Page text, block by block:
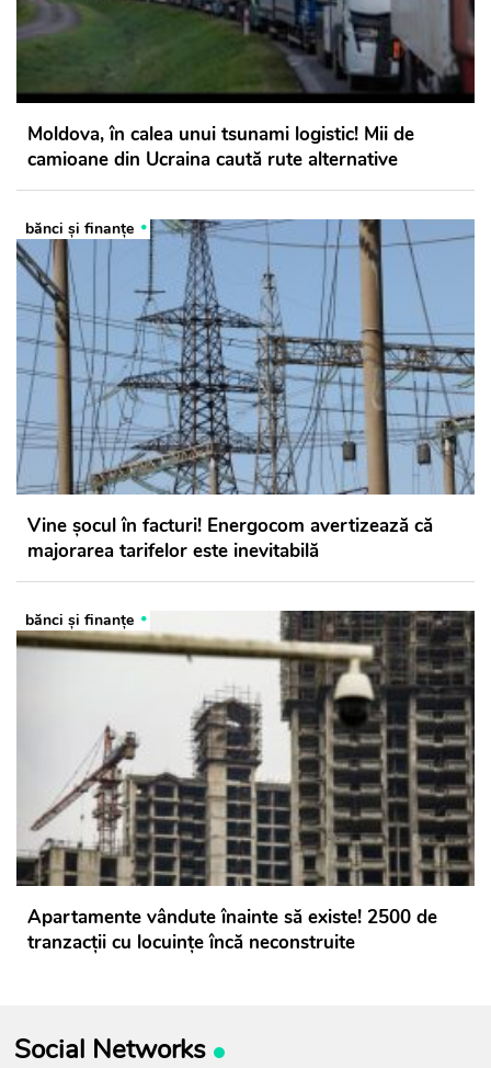
Moldova, în calea unui tsunami logistic! Mii de
camioane din Ucraina caută rute alternative
bănci şi finanţe
Vine șocul în facturi! Energocom avertizează că
majorarea tarifelor este inevitabilă
bănci şi finanţe
Apartamente vândute înainte să existe! 2500 de
tranzacții cu locuințe încă neconstruite
Social Networks